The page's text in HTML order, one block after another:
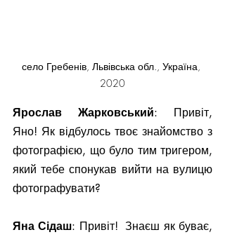
село Гребенів, Львівська обл., Україна,
2020
Ярослав Жарковський: Привіт,
Яно! Як відбулось твоє знайомство з
фотографією, що було тим тригером,
який тебе спонукав вийти на вулицю
фотографувати?
Яна Сідаш: Привіт!  Знаєш як буває,